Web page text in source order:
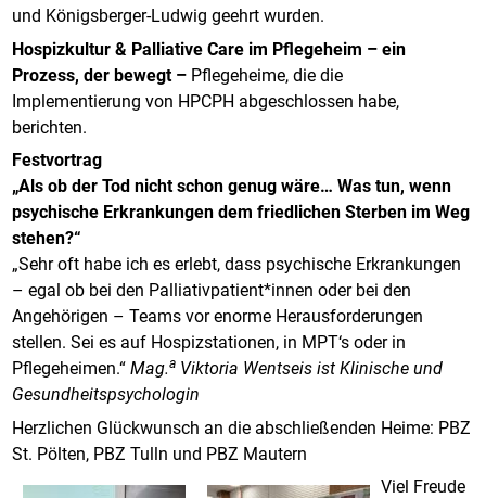
und Königsberger-Ludwig geehrt wurden.
Hospizkultur & Palliative Care im Pflegeheim – ein
Prozess, der bewegt – Pflegeheime, die die
Implementierung von HPCPH abgeschlossen habe,
berichten.
Festvortrag
„Als ob der Tod nicht schon genug wäre… Was tun, wenn
psychische Erkrankungen dem friedlichen Sterben im Weg
stehen?“
„Sehr oft habe ich es erlebt, dass psychische Erkrankungen
– egal ob bei den Palliativpatient*innen oder bei den
Angehörigen – Teams vor enorme Herausforderungen
stellen. Sei es auf Hospizstationen, in MPT‘s oder in
Pflegeheimen.“Mag.a Viktoria Wentseis ist Klinische und
Gesundheitspsychologin
Herzlichen Glückwunsch an die abschließenden Heime: PBZ
St. Pölten, PBZ Tulln und PBZ Mautern
Viel Freude